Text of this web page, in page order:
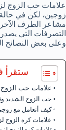
علامات حب الزوج
زوجين، لكن في
مشاعر الطرف
التصرفات التي
وعلى بعض النصائح
ستقرأ
علامات حب
حب الزوج الشديد
كيف أتعامل مع
علامات كره الزوج